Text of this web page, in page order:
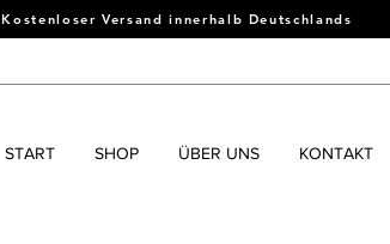
Kostenloser Versand innerhalb Deutschlands
START SHOP ÜBER UNS KONTAKT